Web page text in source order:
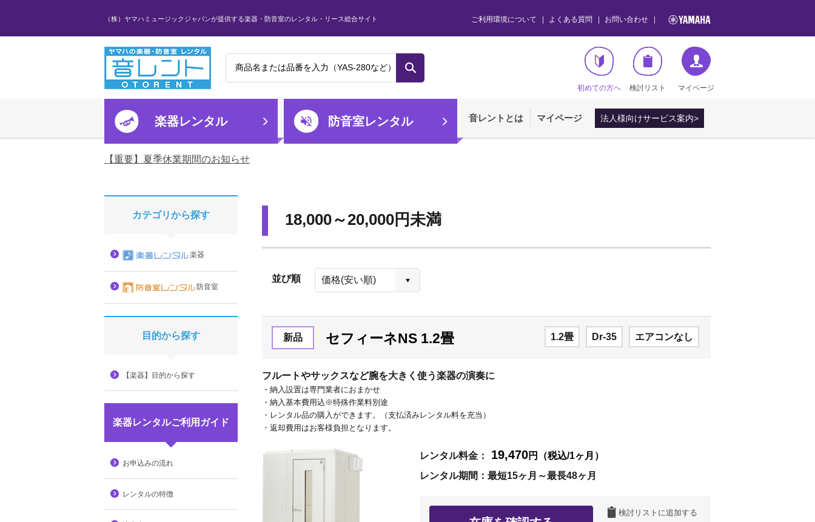
（株）ヤマハミュージックジャパンが提供する楽器・防音室のレンタル・リース総合サイト ご利用環境について よくある質問 お問い合わせ
初めての方へ 検討リスト マイページ
楽器レンタル 防音室レンタル 音レントとは マイページ 法人様向けサービス案内>
【重要】夏季休業期間のお知らせ
18,000～20,000円未満
並び順
新品 セフィーネNS 1.2畳 1.2畳 Dr-35 エアコンなし
フルートやサックスなど腕を大きく使う楽器の演奏に
・納入設置は専門業者におまかせ
・納入基本費用込※特殊作業料別途
・レンタル品の購入ができます。（支払済みレンタル料を充当）
・返却費用はお客様負担となります。
レンタル料金： 19,470円（税込/1ヶ月）
レンタル期間：最短15ヶ月～最長48ヶ月
検討リストに追加する
カテゴリから探す
楽器
防音室
目的から探す
【楽器】目的から探す
楽器レンタルご利用ガイド
お申込みの流れ
レンタルの特徴